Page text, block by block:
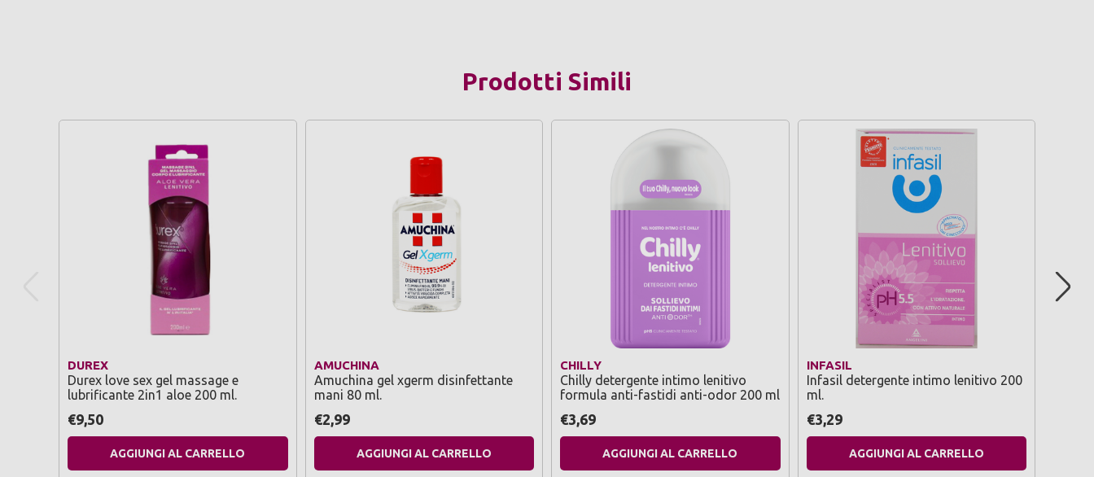
Prodotti Simili
DUREX
Durex love sex gel massage e
lubrificante 2in1 aloe 200 ml.
€9,50
AGGIUNGI AL CARRELLO
AMUCHINA
Amuchina gel xgerm disinfettante
mani 80 ml.
€2,99
AGGIUNGI AL CARRELLO
CHILLY
Chilly detergente intimo lenitivo
formula anti-fastidi anti-odor 200 ml
€3,69
AGGIUNGI AL CARRELLO
INFASIL
Infasil detergente intimo lenitivo 200
ml.
€3,29
AGGIUNGI AL CARRELLO